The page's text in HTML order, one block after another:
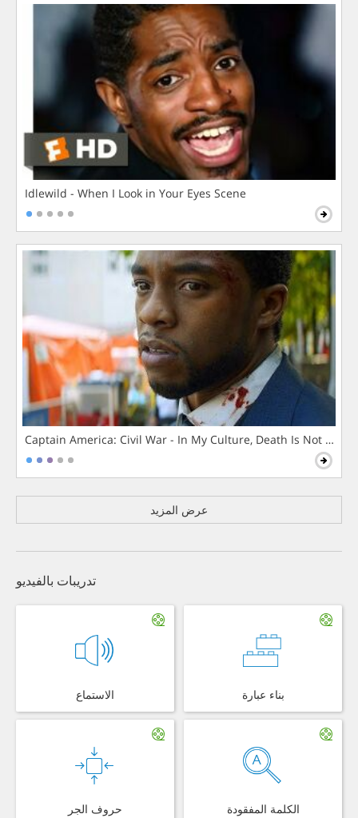
Idlewild - When I Look in Your Eyes Scene
Captain America: Civil War - In My Culture, Death Is Not The
عرض المزيد
تدريبات بالفيديو
الاستماع بناء عبارة
حروف الجر الكلمة المفقودة